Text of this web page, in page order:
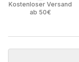
Kostenloser Versand
ab 50€